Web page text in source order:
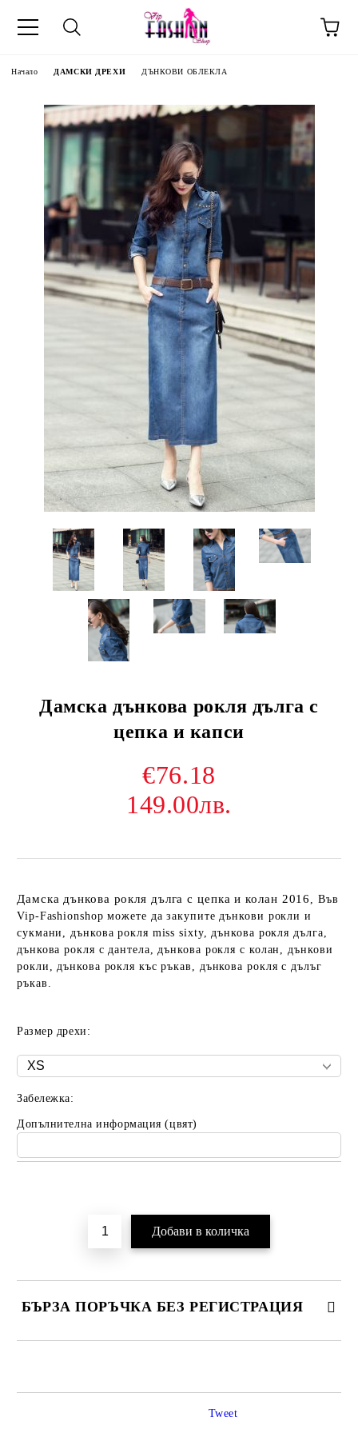
Начало ДАМСКИ ДРЕХИ ДЪНКОВИ ОБЛЕКЛА
Дамска дънкова рокля дълга с
цепка и капси
€76.18
149.00лв.
Дамска дънкова рокля дълга с цепка и колан 2016 , Във
Vip-Fashionshop можете да закупите дънкови рокли и
сукмани, дънкова рокля miss sixty, дънкова рокля дълга,
дънкова рокля с дантела, дънкова рокля с колан, дънкови
рокли, дънкова рокля къс ръкав, дънкова рокля с дълъг
ръкав.
Размер дрехи:
Забележка:
Допълнителна информация (цвят)
БЪРЗА ПОРЪЧКА БЕЗ РЕГИСТРАЦИЯ
Tweet